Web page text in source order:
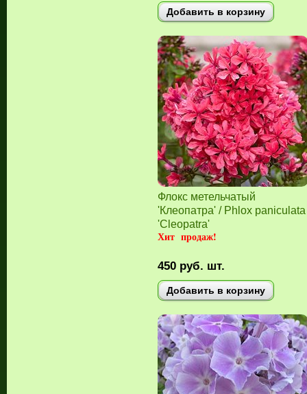
Добавить в корзину
Флокс метельчатый
'Клеопатра' / Phlox paniculata
'Cleopatra'
Хит продаж!
450 руб. шт.
Добавить в корзину